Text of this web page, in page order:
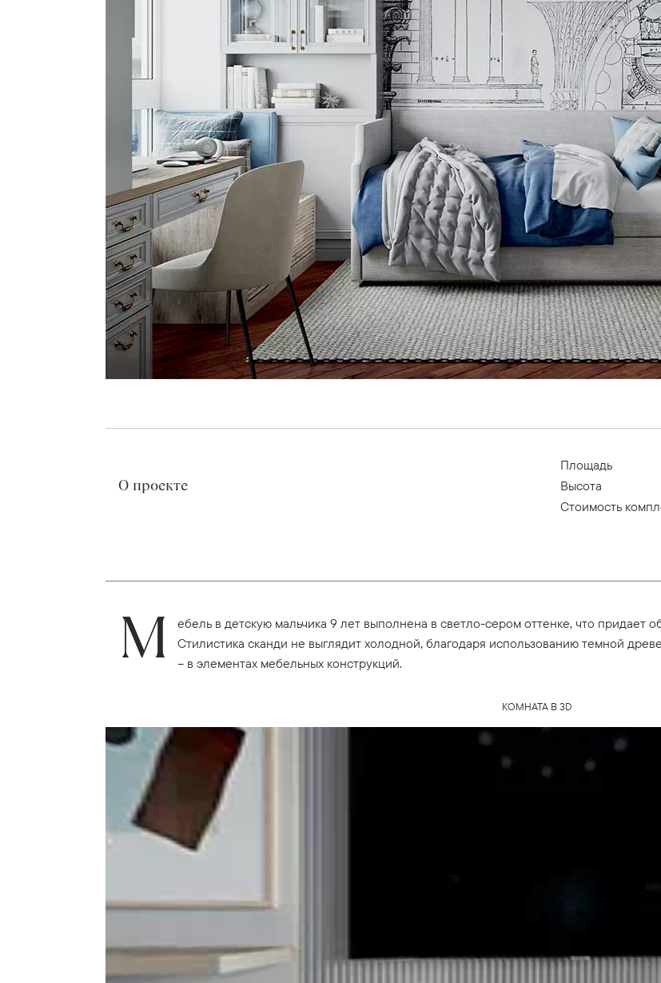
О проекте
Площадь
Высота
Стоимость
М
ебель в детскую мальчика 9 лет выполнена в светло-сером оттенке, что придает
Стилистика сканди не выглядит холодной, благодаря использованию темной
– в элементах мебельных конструкций.
КОМНАТА В 3D